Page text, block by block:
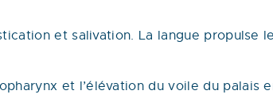
et salivation. La langue propulse
et l’élévation du voile du palais